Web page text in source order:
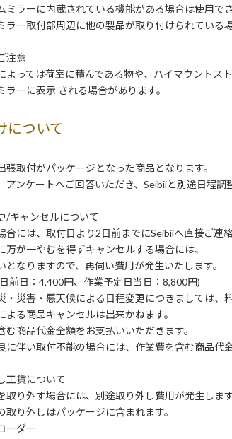
ラーに内蔵されている機能がある場合は使用でき
ー取付部周辺に他の製品が取り付けられている
注意
っては荷室に積んである物や、ハイマウントス
ラーに表示 される場合があります。
について
張取付がパッケージとなった商品となります。
アンケートへご回答いただき、Seibiiと別途日程調
/キャンセルについて
合には、取付日より2日前までにSeibiiへ直接ご連絡
が一やむを得ずキャンセルする場合には、
なりますので、再伺い費用が発生いたします。
日：4,400円、作業予定日当日：8,800円)
災害・悪天候による日程変更につきましては、料
よる商品キャンセルは出来かねます。
商品代金全額をお支払いいただきます。
に伴い取付不能の場合には、作業費を含む商品代
工賃について
取り外す場合には、別途取り外し費用が発生します
り外しはパッケージに含まれます。
ーダー